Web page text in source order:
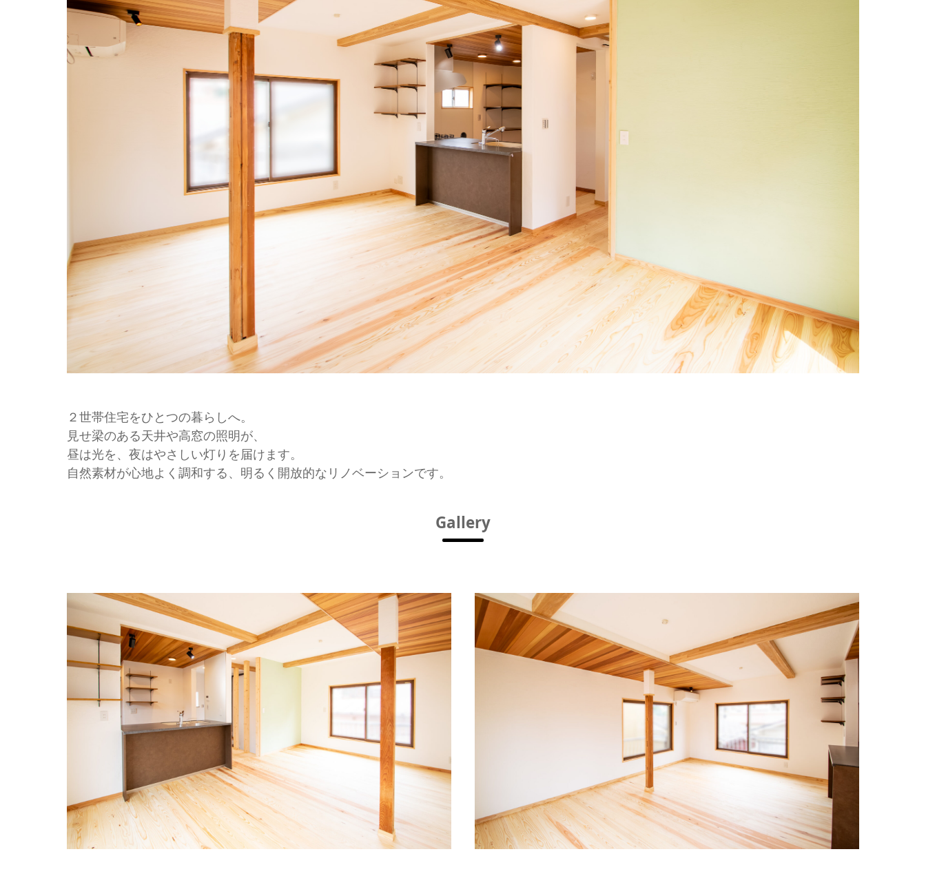
２世帯住宅をひとつの暮らしへ。
見せ梁のある天井や高窓の照明が、
昼は光を、夜はやさしい灯りを届けます。
自然素材が心地よく調和する、明るく開放的なリノベーションです。
Gallery